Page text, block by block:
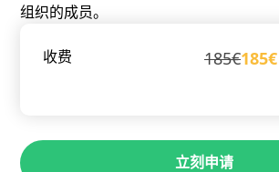
组织的成员。
收费 185€185€
立刻申请